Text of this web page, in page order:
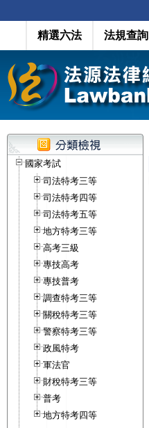
精選六法 法規查詢
國家考試
司法特考三等
司法特考四等
司法特考五等
地方特考三等
高考三級
專技高考
專技普考
調查特考三等
關稅特考三等
警察特考三等
政風特考
軍法官
財稅特考三等
普考
地方特考四等